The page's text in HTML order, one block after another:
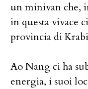
un minivan che,
in questa vivace
provincia di
Ao Nang ci ha
energia, i suoi